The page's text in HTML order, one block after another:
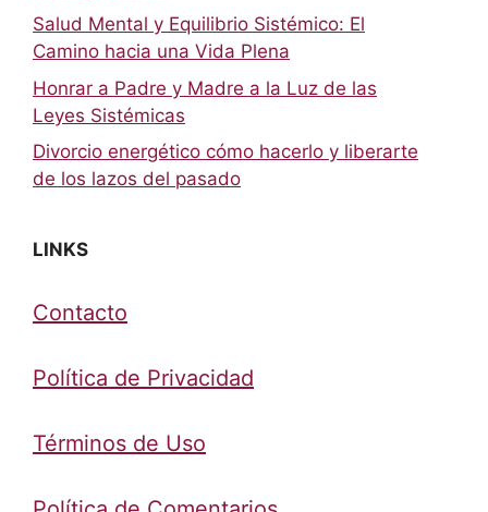
Salud Mental y Equilibrio Sistémico: El
Camino hacia una Vida Plena
Honrar a Padre y Madre a la Luz de las
Leyes Sistémicas
Divorcio energético cómo hacerlo y liberarte
de los lazos del pasado
LINKS
Contacto
Política de Privacidad
Términos de Uso